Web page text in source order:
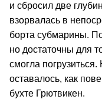
и сбросил две
взорвалась в
борта субмарины.
но достаточны для
смогла
оставалось, как
бухте Грютвикен.